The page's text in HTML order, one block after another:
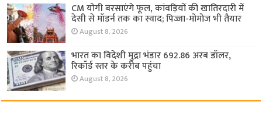
CM योगी बरसाएंगे फूल, कांवड़ियों की खातिरदारी में
देसी से मॉडर्न तक का स्वाद; पिज्जा-मोमोज भी तैयार
August 8, 2026
भारत का विदेशी मुद्रा भंडार 692.86 अरब डॉलर,
रिकॉर्ड स्तर के करीब पहुंचा
August 8, 2026